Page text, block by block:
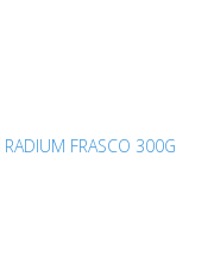
FRASCO 300G